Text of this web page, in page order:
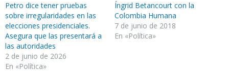
Petro dice tener pruebas
sobre irregularidades en las
elecciones presidenciales.
Asegura que las presentará a
las autoridades
2 de junio de 2026
En «Política»
Íngrid Betancourt con la
Colombia Humana
7 de junio de 2018
En «Política»